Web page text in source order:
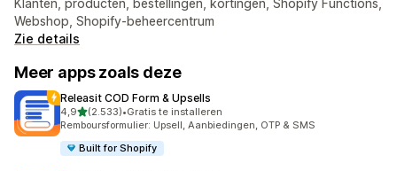
Klanten, producten, bestellingen, kortingen, Shopify Functions,
Webshop, Shopify-beheercentrum
Zie details
Meer apps zoals deze
Releasit COD Form & Upsells
4,9van 5 sterren
(2.533)
2533 recensies in totaal
•Gratis te installeren
Remboursformulier: Upsell, Aanbiedingen, OTP & SMS
Built for Shopify